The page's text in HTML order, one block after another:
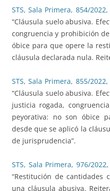
STS, Sala Primera, 854/
“Cláusula suelo abusiva.
congruencia y prohibición
óbice para que opere la
cláusula declarada nula.
STS, Sala Primera, 855/
“Cláusula suelo abusiva.
justicia rogada,
peyorativa: no son óbice
desde que se aplicó la
de jurisprudencia”.
STS, Sala Primera, 976/
“Restitución de cantidades
una cláusula abusiva.